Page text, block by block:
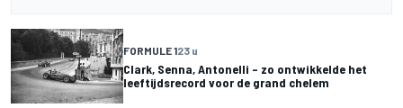
FORMULE 123 u
Clark, Senna, Antonelli – zo ontwikkelde het
leeftijdsrecord voor de grand chelem